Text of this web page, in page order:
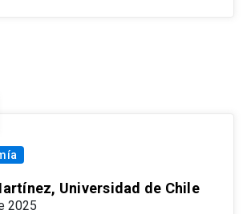
Universidad de Chile
2025